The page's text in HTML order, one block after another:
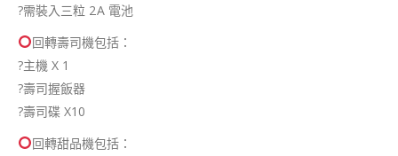
?需裝入三粒 2A 電池
回轉壽司機包括：
?主機 X 1
?壽司握飯器
?壽司碟 X10
️回轉甜品機包括：